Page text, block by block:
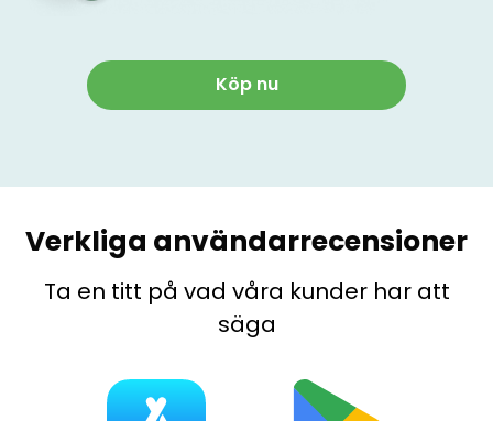
Köp nu
Verkliga användarrecensioner
Ta en titt på vad våra kunder har att
säga